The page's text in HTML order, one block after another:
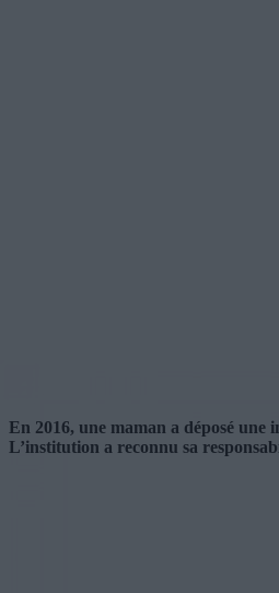
En 2016, une maman a déposé
L’institution a reconnu sa